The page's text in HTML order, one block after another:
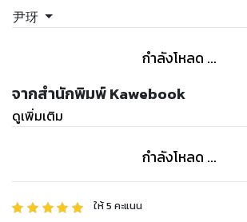
尹玡
กำลังโหลด ...
จากสำนักพิมพ์ Kawebook
ดูเพิ่มเติม
กำลังโหลด ...
ให้5 คะแนน